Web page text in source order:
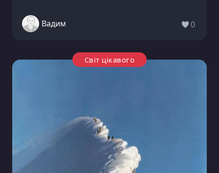
Вадим 0
Світ цікавого